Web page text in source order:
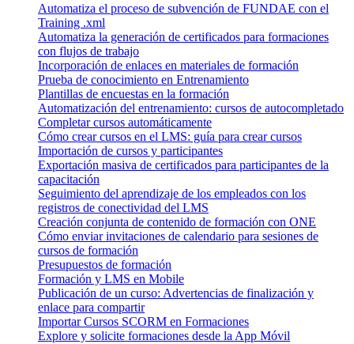
Automatiza el proceso de subvención de FUNDAE con el
Training .xml
Automatiza la generación de certificados para formaciones
con flujos de trabajo
Incorporación de enlaces en materiales de formación
Prueba de conocimiento en Entrenamiento
Plantillas de encuestas en la formación
Automatización del entrenamiento: cursos de autocompletado
Completar cursos automáticamente
Cómo crear cursos en el LMS: guía para crear cursos
Importación de cursos y participantes
Exportación masiva de certificados para participantes de la
capacitación
Seguimiento del aprendizaje de los empleados con los
registros de conectividad del LMS
Creación conjunta de contenido de formación con ONE
Cómo enviar invitaciones de calendario para sesiones de
cursos de formación
Presupuestos de formación
Formación y LMS en Mobile
Publicación de un curso: Advertencias de finalización y
enlace para compartir
Importar Cursos SCORM en Formaciones
Explore y solicite formaciones desde la App Móvil